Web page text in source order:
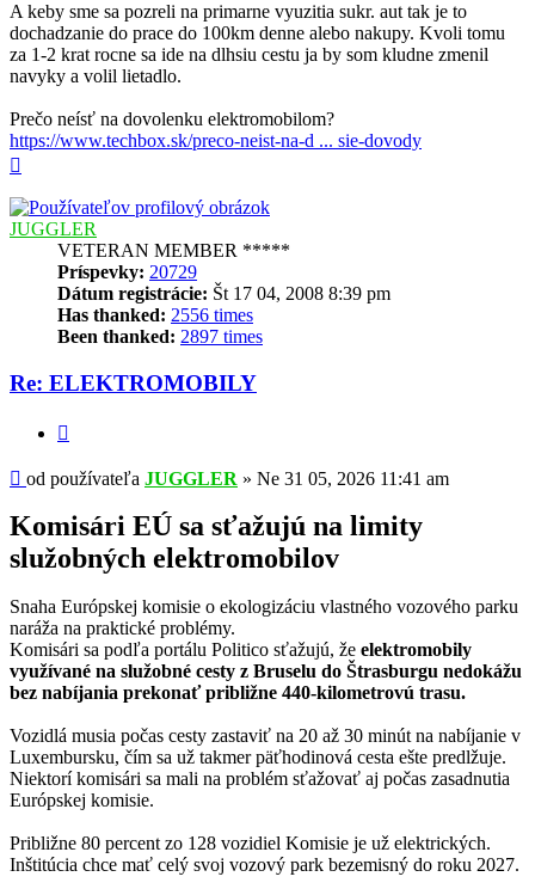
A keby sme sa pozreli na primarne vyuzitia sukr. aut tak je to
dochadzanie do prace do 100km denne alebo nakupy. Kvoli tomu
za 1-2 krat rocne sa ide na dlhsiu cestu ja by som kludne zmenil
navyky a volil lietadlo.
Prečo neísť na dovolenku elektromobilom?
https://www.techbox.sk/preco-neist-na-d ... sie-dovody
JUGGLER
VETERAN MEMBER *****
Príspevky: 20729
Dátum registrácie: Št 17 04, 2008 8:39 pm
Has thanked: 2556 times
Been thanked: 2897 times
Re: ELEKTROMOBILY
Príspevok
od používateľa JUGGLER » Ne 31 05, 2026 11:41 am
Komisári EÚ sa sťažujú na limity
služobných elektromobilov
Snaha Európskej komisie o ekologizáciu vlastného vozového parku
naráža na praktické problémy.
Komisári sa podľa portálu Politico sťažujú, že elektromobily
využívané na služobné cesty z Bruselu do Štrasburgu nedokážu
bez nabíjania prekonať približne 440-kilometrovú trasu.
Vozidlá musia počas cesty zastaviť na 20 až 30 minút na nabíjanie v
Luxembursku, čím sa už takmer päťhodinová cesta ešte predlžuje.
Niektorí komisári sa mali na problém sťažovať aj počas zasadnutia
Európskej komisie.
Približne 80 percent zo 128 vozidiel Komisie je už elektrických.
Inštitúcia chce mať celý svoj vozový park bezemisný do roku 2027.